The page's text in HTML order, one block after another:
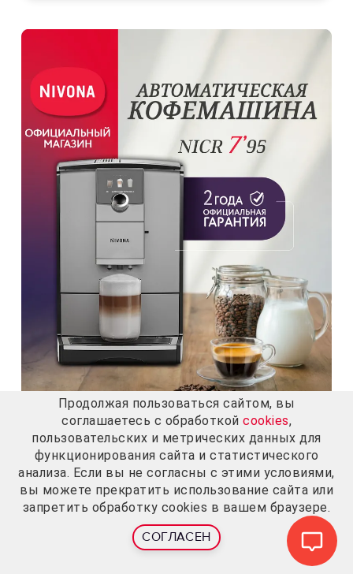
+ Подарок
Кофемашина Nivona CafeRomatica NICR 795
85 990
Продолжая пользоваться сайтом, вы
соглашаетесь с обработкой cookies,
пользовательских и метрических данных для
функционирования сайта и статистического
анализа. Если вы не согласны с этими условиями,
вы можете прекратить использование сайта или
запретить обработку cookies в вашем браузере.
СОГЛАСЕН